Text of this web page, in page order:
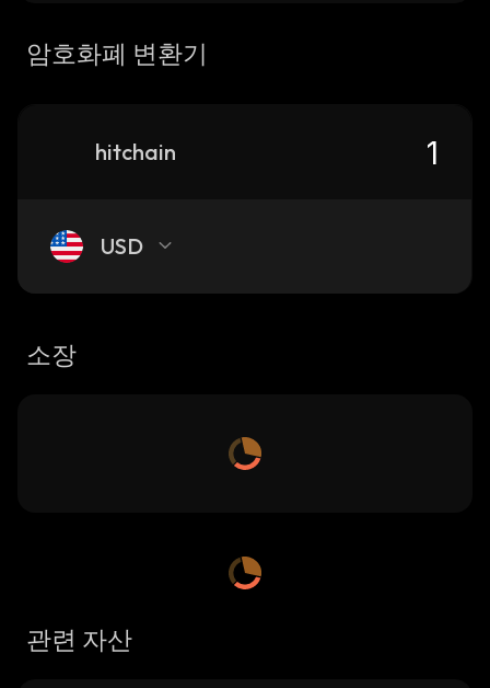
암호화폐 변환기
hitchain
USD
소장
관련 자산